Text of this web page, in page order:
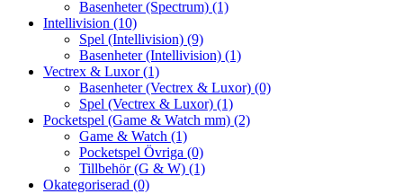
Basenheter (Spectrum) (1)
Intellivision (10)
Spel (Intellivision) (9)
Basenheter (Intellivision) (1)
Vectrex & Luxor(1)
Basenheter (Vectrex & Luxor) (0)
Spel (Vectrex & Luxor) (1)
Pocketspel (Game & Watch mm) (2)
Game & Watch (1)
Pocketspel Övriga (0)
Tillbehör (G & W) (1)
Okategoriserad (0)